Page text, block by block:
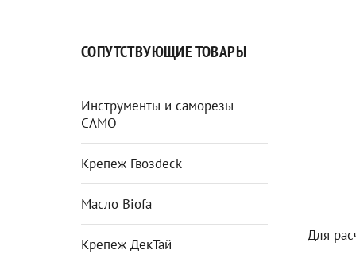
СОПУТСТВУЮЩИЕ ТОВАРЫ
Инструменты и саморезы
CAMO
Крепеж Гвозdeck
Масло Biofa
Крепеж ДекТай
Для